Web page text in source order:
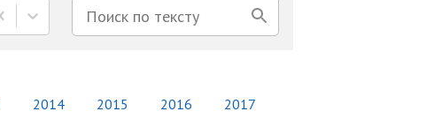
2014 2015 2016 2017